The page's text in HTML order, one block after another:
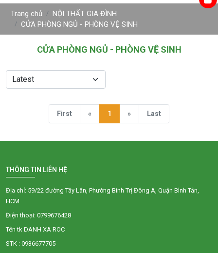
Trang chủ
NỘI THẤT GIA ĐÌNH
CỬA PHÒNG NGỦ - PHÒNG VỆ SINH
CỬA PHÒNG NGỦ - PHÒNG VỆ SINH
First « 1 » Last
THÔNG TIN LIÊN HỆ
Địa chỉ: 59/22 đường Tây Lân, Phường Bình Trị Đông A, Quận Bình Tân,
HCM
Điện thoại: 0799676428
Tên tk DANH XA ROC
STK : 0936677705